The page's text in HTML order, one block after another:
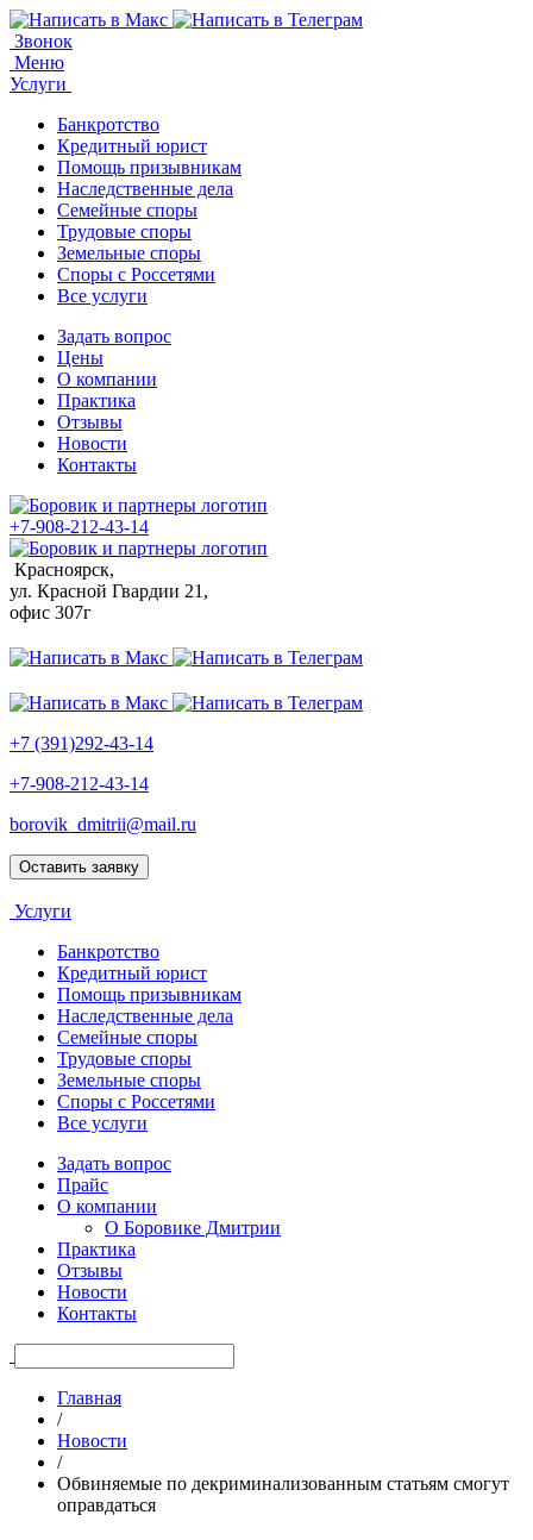
Звонок
Меню
Услуги
Банкротство
Кредитный юрист
Помощь призывникам
Наследственные дела
Семейные споры
Трудовые споры
Земельные споры
Споры с Россетями
Все услуги
Задать вопрос
Цены
О компании
Практика
Отзывы
Новости
Контакты
+7-908-212-43-14
Красноярск,
ул. Красной Гвардии 21,
офис 307г
+7 (391)292-43-14
+7-908-212-43-14
borovik_dmitrii@mail.ru
Оставить заявку
Услуги
Банкротство
Кредитный юрист
Помощь призывникам
Наследственные дела
Семейные споры
Трудовые споры
Земельные споры
Споры с Россетями
Все услуги
Задать вопрос
Прайс
О компании
О Боровике Дмитрии
Практика
Отзывы
Новости
Контакты
Главная
/
Новости
/
Обвиняемые по декриминализованным статьям смогут
оправдаться